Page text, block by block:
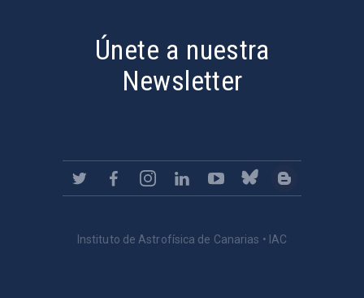
Únete a nuestra
Newsletter
Instituto de Astrofísica de Canarias • IAC